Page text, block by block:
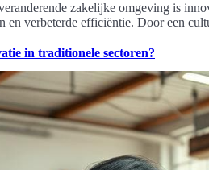
zakelijke omgeving is
en verbeterde efficiëntie. Door een
in traditionele sectoren?